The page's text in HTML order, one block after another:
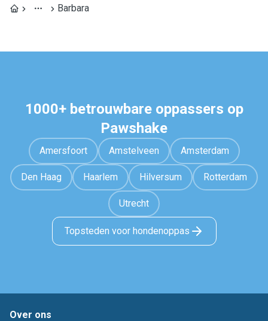
Barbara
1000+ betrouwbare oppassers op
Pawshake
Amersfoort Amstelveen Amsterdam
Den Haag Haarlem Hilversum Rotterdam
Utrecht
Topsteden voor hondenoppas
Over ons